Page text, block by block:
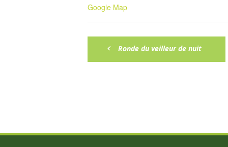
Google Map
Ronde du veilleur de nuit